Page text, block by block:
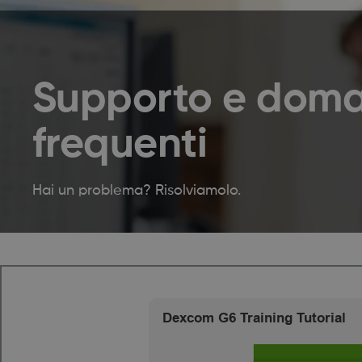
Supporto e
frequenti
Hai un problema? Risolviamolo.